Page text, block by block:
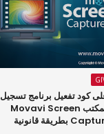
كود تفعيل برنامج تسجيل
سطح المكتب Movavi Screen
Capture SE 4 بطريقة قانونية